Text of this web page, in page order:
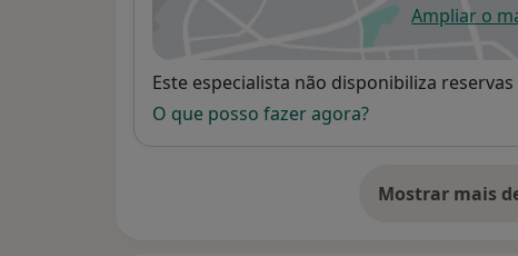
Ampliar oabre
Disponibilidade
Este especialista não disponibiliza
O que posso fazer agora?
Mostrar mais